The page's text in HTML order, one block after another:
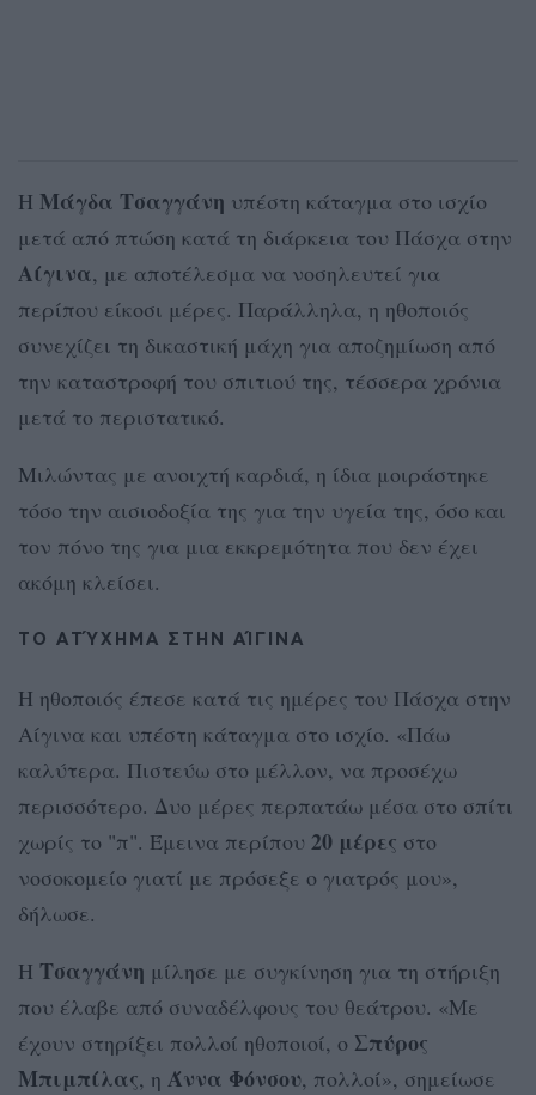
Η Μάγδα Τσαγγάνη υπέστη κάταγμα στο ισχίο
μετά από πτώση κατά τη διάρκεια του Πάσχα στην
Αίγινα, με αποτέλεσμα να νοσηλευτεί για
περίπου είκοσι μέρες. Παράλληλα, η ηθοποιός
συνεχίζει τη δικαστική μάχη για αποζημίωση από
την καταστροφή του σπιτιού της, τέσσερα χρόνια
μετά το περιστατικό.
Μιλώντας με ανοιχτή καρδιά, η ίδια μοιράστηκε
τόσο την αισιοδοξία της για την υγεία της, όσο και
τον πόνο της για μια εκκρεμότητα που δεν έχει
ακόμη κλείσει.
ΤΟ ΑΤΎΧΗΜΑ ΣΤΗΝ ΑΊΓΙΝΑ
Η ηθοποιός έπεσε κατά τις ημέρες του Πάσχα στην
Αίγινα και υπέστη κάταγμα στο ισχίο. «Πάω
καλύτερα. Πιστεύω στο μέλλον, να προσέχω
περισσότερο. Δυο μέρες περπατάω μέσα στο σπίτι
χωρίς το "π". Έμεινα περίπου 20 μέρες στο
νοσοκομείο γιατί με πρόσεξε ο γιατρός μου»,
δήλωσε.
Η Τσαγγάνη μίλησε με συγκίνηση για τη στήριξη
που έλαβε από συναδέλφους του θεάτρου. «Με
έχουν στηρίξει πολλοί ηθοποιοί, ο Σπύρος
Μπιμπίλας, η Άννα Φόνσου, πολλοί», σημείωσε